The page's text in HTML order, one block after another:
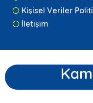
Kişisel Veriler
İletişim